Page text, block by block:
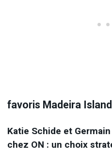
favoris Madeira
Katie Schide et
chez ON : un choix